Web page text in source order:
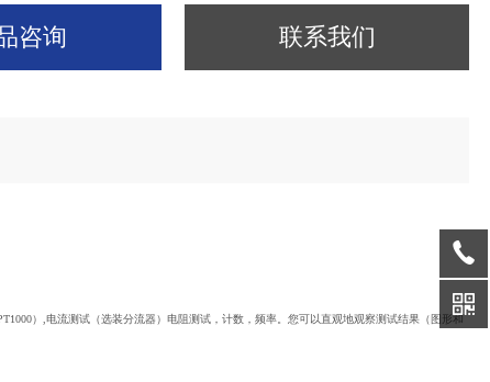
咨询 联系我们
）,电流测试（选装分流器）电阻测试，计数，频率。您可以直观地观察测试结果（图形和